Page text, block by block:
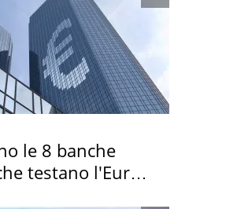
le 8 banche
testano l'Euro